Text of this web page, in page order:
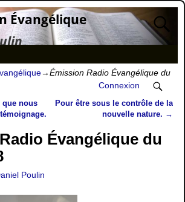
Évangélique
→Émission Radio Évangélique du
Connexion
articles
que nous
Pour être sous le contrôle de la
nouvelle nature. →
Évangélique du
Poulin